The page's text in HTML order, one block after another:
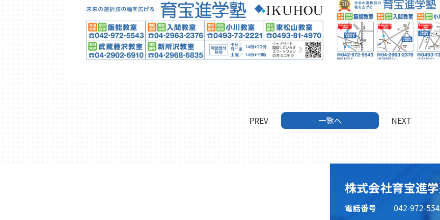
PREV 一覧へ NEXT
株式会社育宝進
電話番号
042-972-